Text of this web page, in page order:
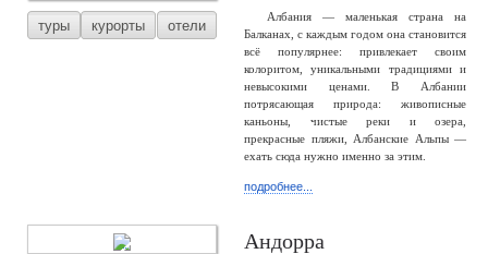
туры курорты отели
Албания — маленькая страна на
Балканах, с каждым годом она становится
всё популярнее: привлекает своим
колоритом, уникальными традициями и
невысокими ценами. В Албании
потрясающая природа: живописные
каньоны, чистые реки и озера,
прекрасные пляжи, Албанские Альпы —
ехать сюда нужно именно за этим.
подробнее...
Андорра